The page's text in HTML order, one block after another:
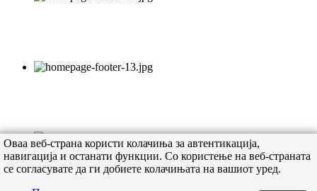
Оваа веб-страна користи колачиња за автентикација,
навигација и останати функции. Со користење на веб-страната
се согласувате да ги добиете колачињата на вашиот уред.